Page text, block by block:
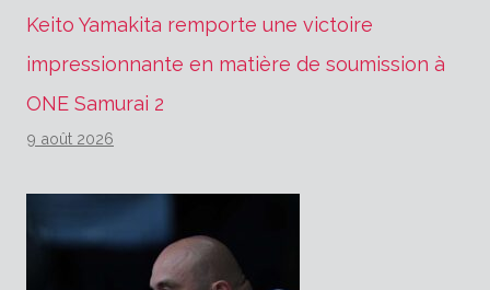
Keito Yamakita remporte une victoire
impressionnante en matière de soumission à
ONE Samurai 2
9 août 2026